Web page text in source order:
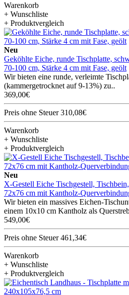
Warenkorb
+ Wunschliste
+ Produktvergleich
Neu
Geköhlte Eiche, runde Tischplatte,
70-100 cm, Stärke 4 cm mit Fase, geölt
Wir bieten eine runde, verleimte
(kammergetrocknet auf 9-13%) zu..
369,00€
Preis ohne Steuer 310,08€
Warenkorb
+ Wunschliste
+ Produktvergleich
Neu
X-Gestell Eiche Tischgestell,
72x76 cm mit Kantholz-
Wir bieten ein massives Eichen-
einem 10x10 cm Kantholz als
549,00€
Preis ohne Steuer 461,34€
Warenkorb
+ Wunschliste
+ Produktvergleich